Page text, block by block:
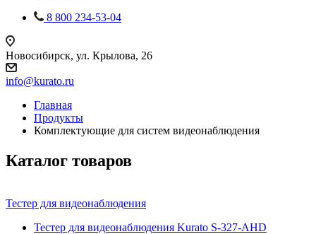
8 800 234-53-04
Новосибирск, ул. Крылова, 26
info@kurato.ru
Главная
Продукты
Комплектующие для систем видеонаблюдения
Каталог товаров
Тестер для видеонаблюдения
Тестер для видеонаблюдения Kurato S-327-AHD